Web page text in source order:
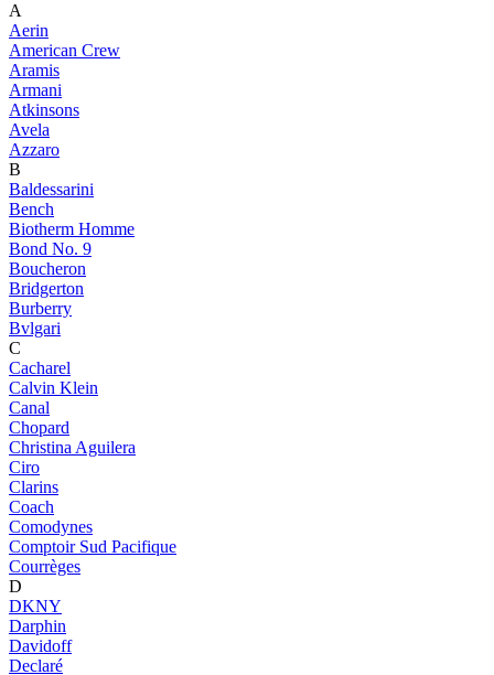
A
Aerin
American Crew
Aramis
Armani
Atkinsons
Avela
Azzaro
B
Baldessarini
Bench
Biotherm Homme
Bond No. 9
Boucheron
Bridgerton
Burberry
Bvlgari
C
Cacharel
Calvin Klein
Canal
Chopard
Christina Aguilera
Ciro
Clarins
Coach
Comodynes
Comptoir Sud Pacifique
Courrèges
D
DKNY
Darphin
Davidoff
Declaré